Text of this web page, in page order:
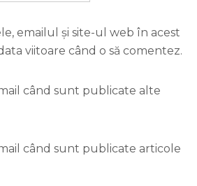
emailul și site-ul web în acest
viitoare când o să comentez.
când sunt publicate alte
când sunt publicate articole